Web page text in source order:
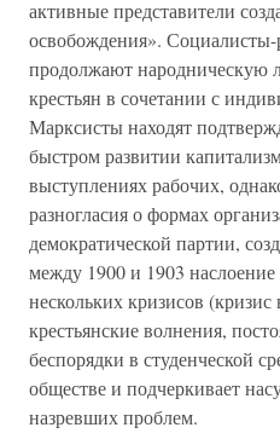
активные представители
освобождения».
продолжают народническую
крестьян в сочетании с
Марксисты находят
быстром развитии
выступлениях рабочих,
разногласия о формах
демократической партии,
между 1900 и 1903
нескольких кризисов
крестьянские волнения,
беспорядки в студенческой
обществе и подчеркивает
назревших проблем.